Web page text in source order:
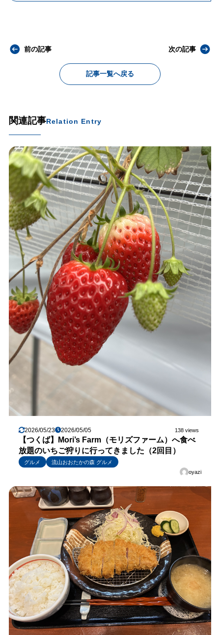
前の記事
記事一覧へ戻る
次の記事
関連記事Relation Entry
2026/05/23 2026/05/05 138 views
【つくば】Mori’s Farm（モリズファーム）へ食べ
放題のいちご狩りに行ってきました（2回目）
グルメ
流山おおたかの森 グルメ
oyazi